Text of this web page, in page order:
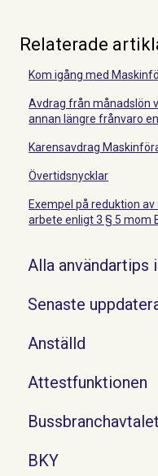
Relaterade
Kom igång med
Avdrag från månadslön
annan längre frånvaro
Karensavdrag
Övertidsnycklar
Exempel på reduktion
arbete enligt 3 § 5 mom
Alla användartips
Senaste
Anställd
Attestfunktionen
Bussbranchavtalet
BKY